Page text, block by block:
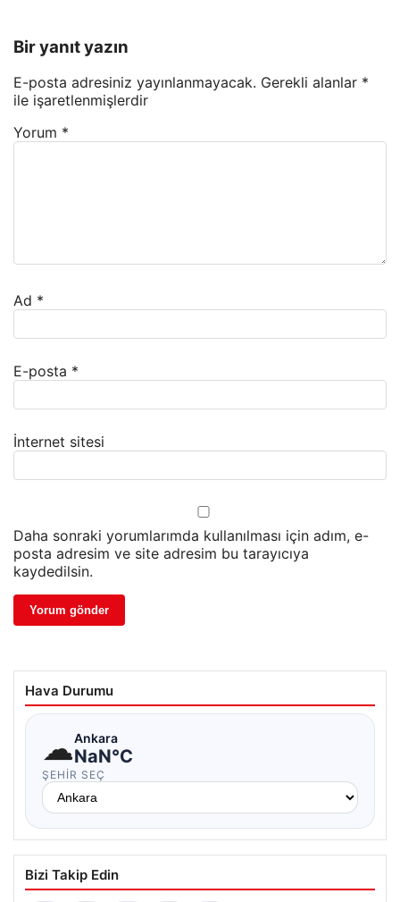
Bir yanıt yazın
E-posta adresiniz yayınlanmayacak. Gerekli alanlar *
ile işaretlenmişlerdir
Yorum *
Ad *
E-posta *
İnternet sitesi
Daha sonraki yorumlarımda kullanılması için adım, e-
posta adresim ve site adresim bu tarayıcıya
kaydedilsin.
Hava Durumu
☁Ankara
NaN°C
ŞEHIR SEÇ
Bizi Takip Edin